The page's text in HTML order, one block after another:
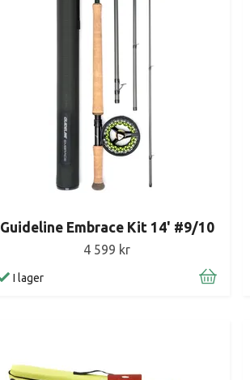
Guideline Embrace Kit 14' #9/10
4 599 kr
I lager